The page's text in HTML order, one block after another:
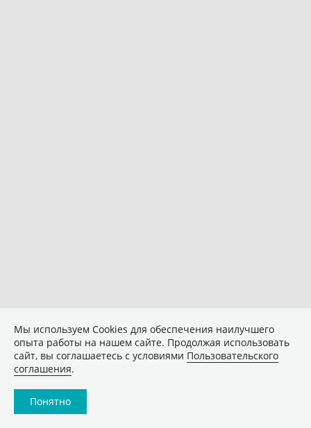
Мы используем Сookies для обеспечения наилучшего
опыта работы на нашем сайте. Продолжая использовать
сайт, вы соглашаетесь с условиями Пользовательского
соглашения.
Понятно